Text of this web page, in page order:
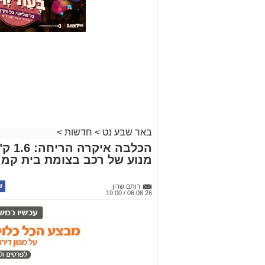
באר שבע נט > חדשות >
מנוע של רכב בצומת בית
רותם שרון
06.08.26 / 19:00
במסגרת מאבק המשטרה ומג"ב
חשפה סמים קשים שהוסלקו במכסה
מהפזורה נעצרו. בפעילות נוספת